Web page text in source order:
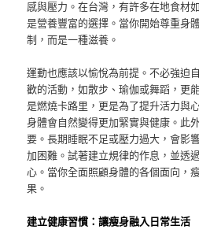
感與壓力。在台灣，有許多在地食材
是營養豐富的選擇。當你開始尊重身
制，而是一種滋養。
運動也應該以愉悅為前提。不必強迫
歡的活動，如散步、瑜伽或舞蹈，更
是燃燒卡路里，更是為了提升活力與
身體會自然變得更加緊實與健康。此
要。長期睡眠不足或壓力過大，會影
加困難。試著建立規律的作息，並透
心。當你全面照顧身體的各個面向，
果。
建立健康習慣：讓瘦身融入日常生活